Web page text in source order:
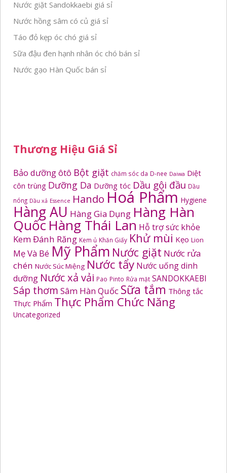
Nước giặt Sandokkaebi giá sỉ
Nước hồng sâm có củ giá sỉ
Táo đỏ kẹp óc chó giá sỉ
Sữa đậu đen hạnh nhân óc chó bán sỉ
Nước gạo Hàn Quốc bán sỉ
Thương Hiệu Giá Sỉ
Bảo dưỡng ôtô Bột giặt chăm sóc da D-nee Daiwa Diệt
côn trùng Dưỡng Da Dưỡng tóc Dầu gội đầu Dầu
nóng Dầu xả Essence Hando Hoá Phẩm Hygiene
Hàng AU Hàng Gia Dụng Hàng Hàn
Quốc Hàng Thái Lan Hỗ trợ sức khỏe
Kem Đánh Răng Kem ủ Khăn Giấy Khử mùi Kẹo Lion
Mẹ Và Bé Mỹ Phẩm Nước giặt Nước rửa
chén Nước Súc Miệng Nước tẩy Nước uống dinh
dưỡng Nước xả vải Pao Pinto Rửa mặt SANDOKKAEBI
Sáp thơm Sâm Hàn Quốc Sữa tắm Thông tắc
Thực Phẩm Thực Phẩm Chức Năng
Uncategorized